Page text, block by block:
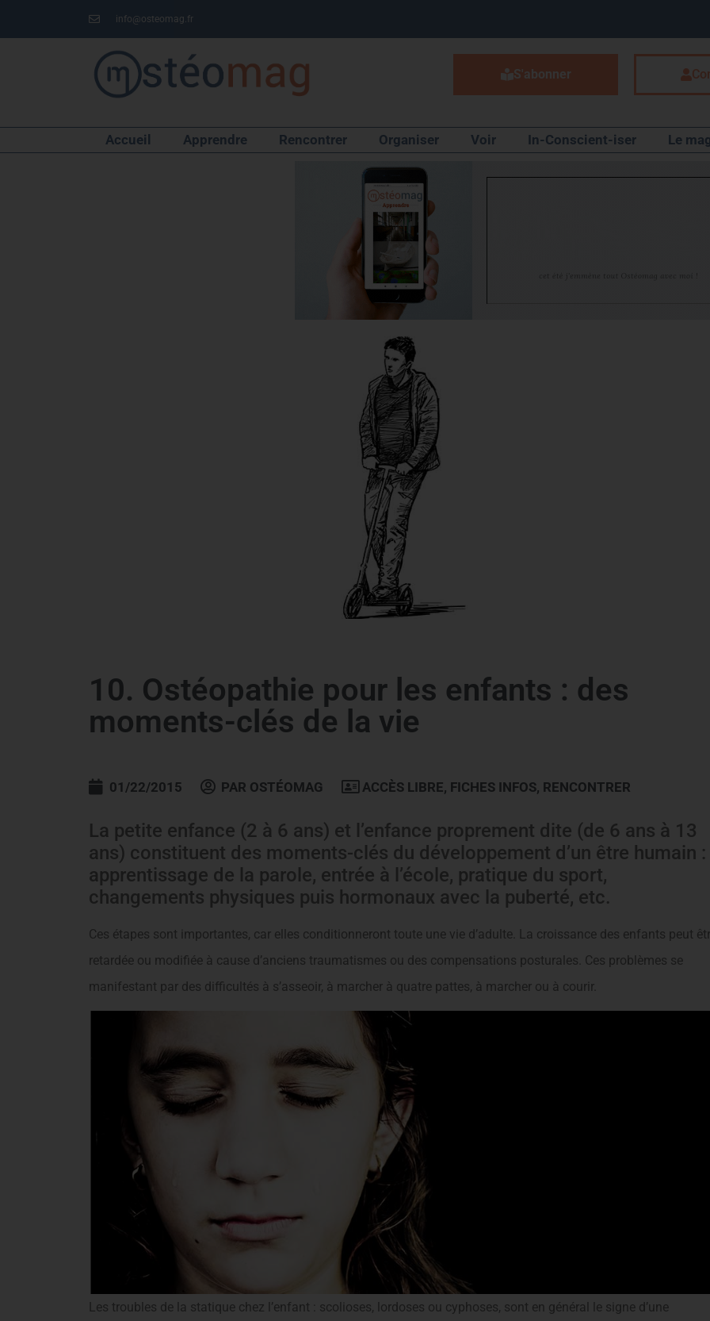
info@osteomag.fr
S'abonner
Accueil Apprendre Rencontrer Organiser Voir In-Conscient-iser Le
10. Ostéopathie pour les enfants : des
moments-clés de la vie
01/22/2015 PAR OSTÉOMAG ACCÈS LIBRE, FICHES INFOS, RENCONTRER
La petite enfance (2 à 6 ans) et l’enfance proprement dite (de 6 ans à 13
ans) constituent des moments-clés du développement d’un être humain :
apprentissage de la parole, entrée à l’école, pratique du sport,
changements physiques puis hormonaux avec la puberté, etc.
Ces étapes sont importantes, car elles conditionneront toute une vie d’adulte. La croissance des enfants peut
retardée ou modifiée à cause d’anciens traumatismes ou des compensations posturales. Ces problèmes se
manifestant par des difficultés à s’asseoir, à marcher à quatre pattes, à marcher ou à courir.
Les troubles de la statique chez l’enfant : scolioses, lordoses ou cyphoses, sont en général le signe d’une